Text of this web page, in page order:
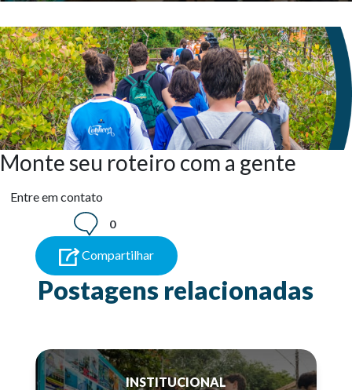
Monte seu roteiro com a gente
Entre em contato
0
Compartilhar
Postagens relacionadas
INSTITUCIONAL